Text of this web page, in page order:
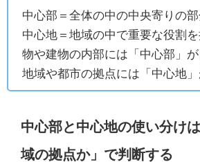
中心部＝全体の中の中央寄りの部
中心地＝地域の中で重要な役割
物や建物の内部には「中心部」
地域や都市の拠点には「中心地
中心部と中心地の使い分け
域の拠点か」で判断する